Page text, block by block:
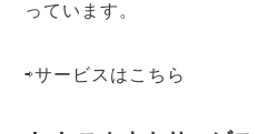
っています。
⇨サービスは こちら